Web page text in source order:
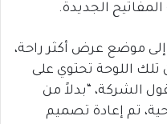
الجديدة.
تفتح لوحة المفاتيح وترفع iPad إلى موضع عرض أكثر راحة،
تلك اللوحة تحتوي على
الشركة، “بدلاً من
تم إعادة تصميم